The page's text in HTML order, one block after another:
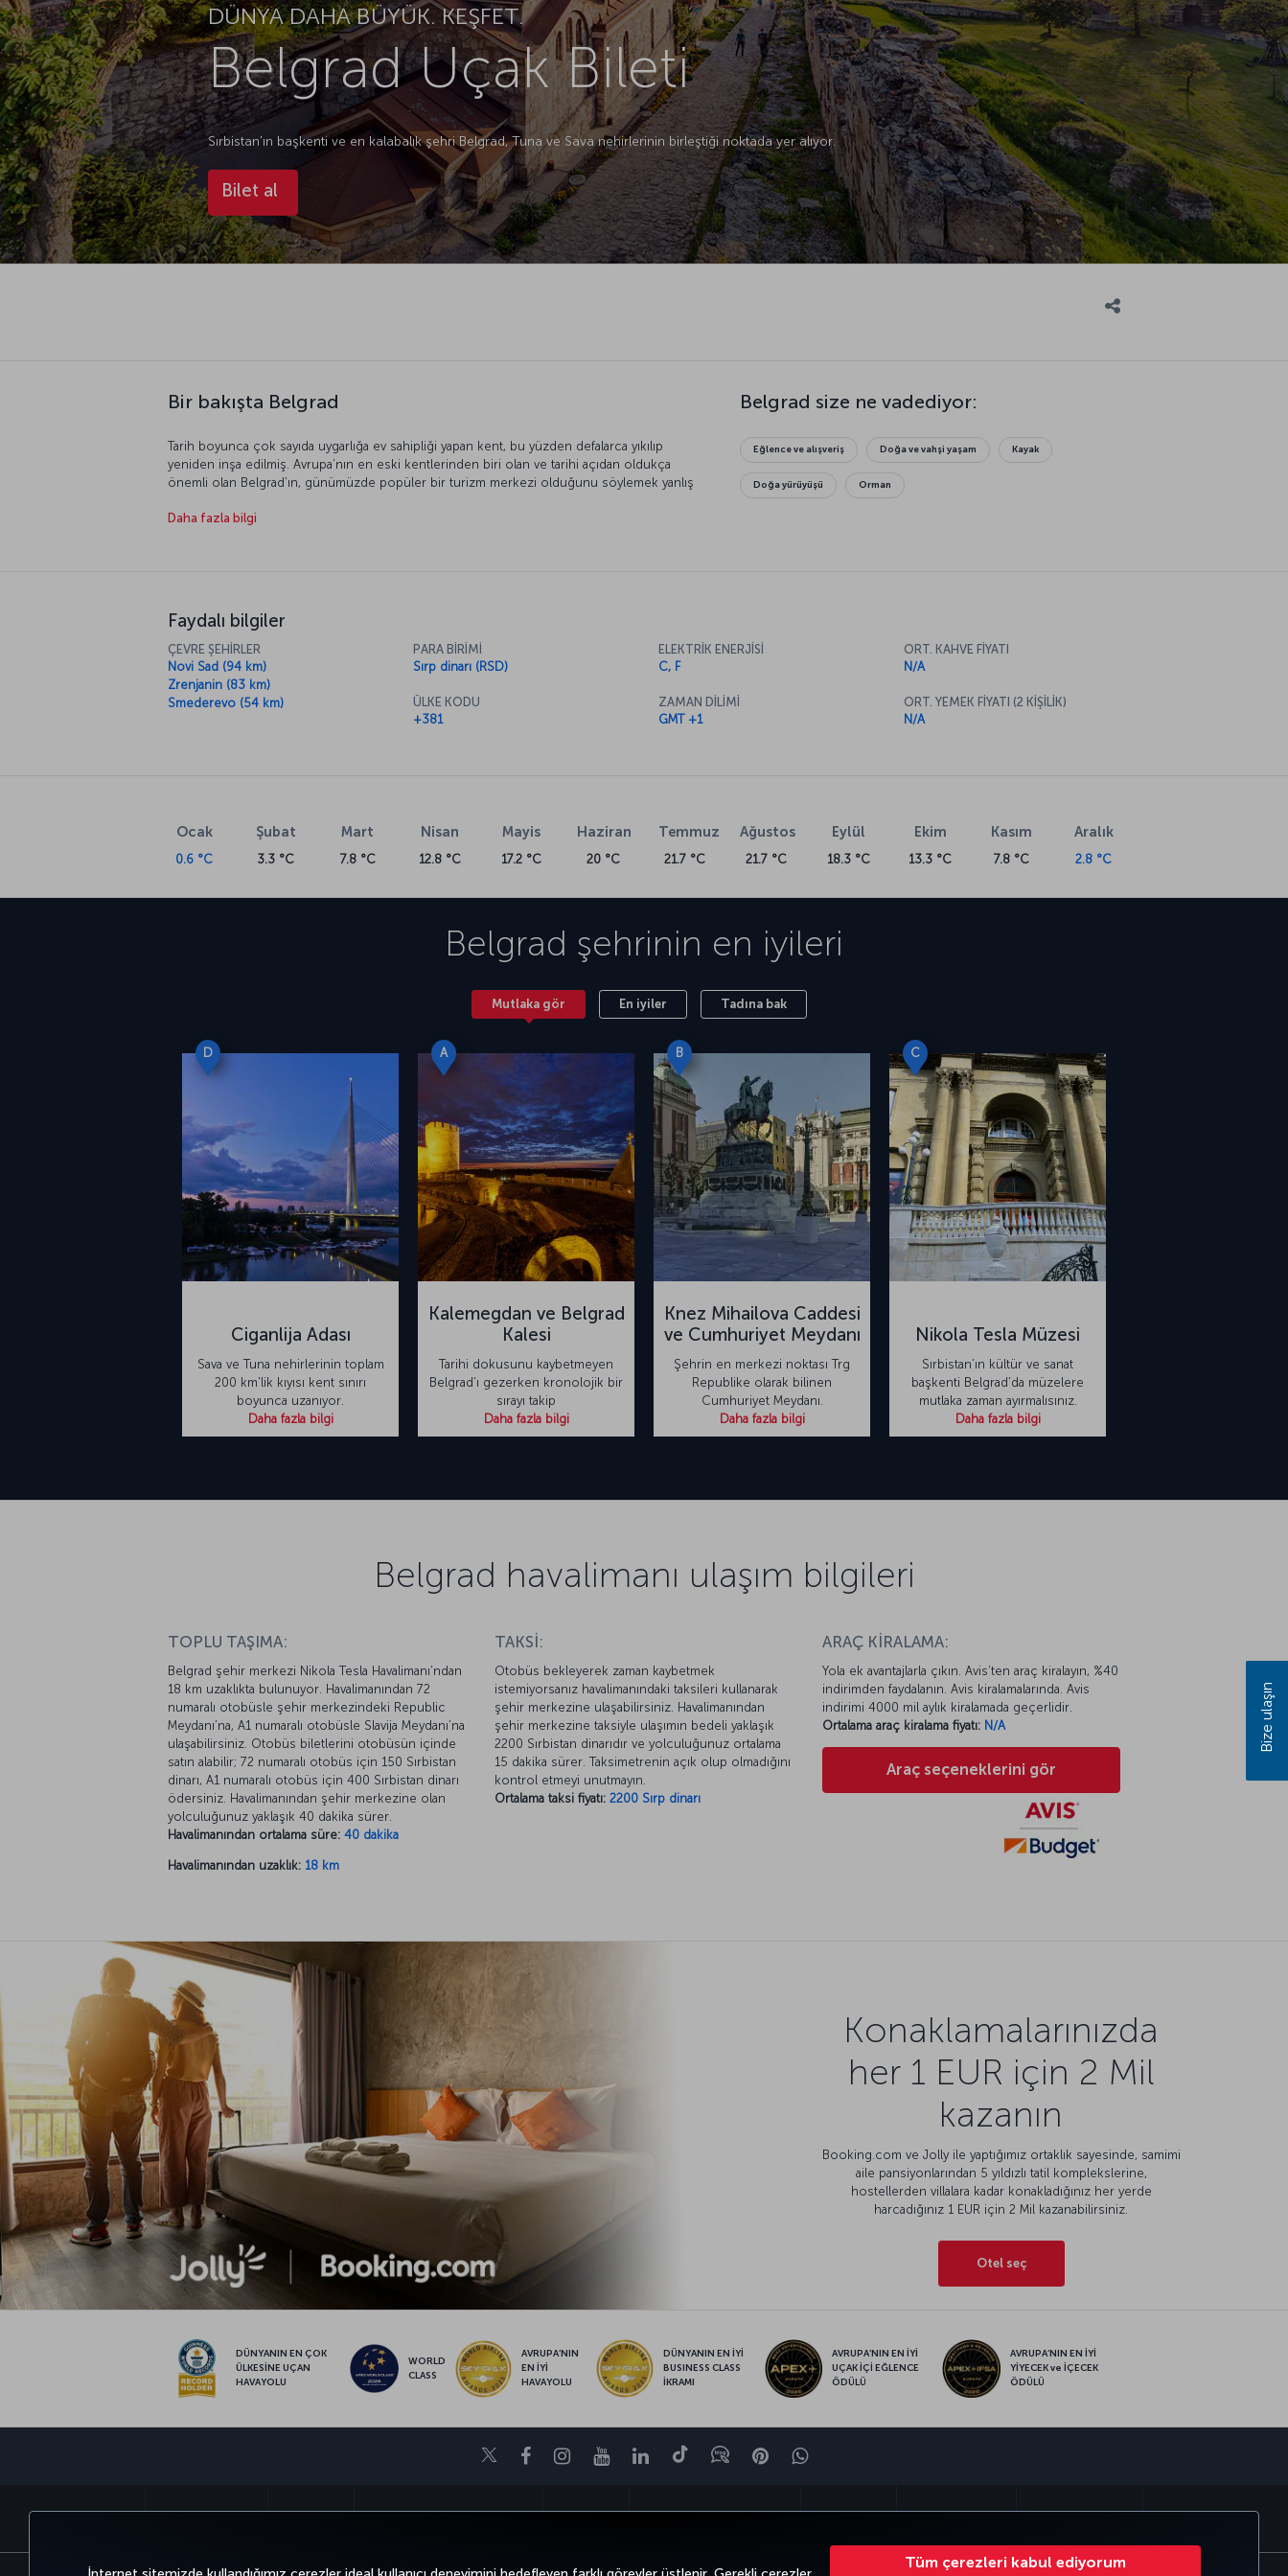
Tüm çerezleri kabul ediyorum
DÜNYA DAHA BÜYÜK. KEŞFET.
Belgrad Uçak Bileti
Sırbistan'ın başkenti ve en kalabalık şehri Belgrad, Tuna ve Sava nehirlerinin birleştiği noktada yer alıyor.
Bilet al
Bir bakışta Belgrad
Tarih boyunca çok sayıda uygarlığa ev sahipliği yapan kent, bu yüzden defalarca yıkılıp
yeniden inşa edilmiş. Avrupa’nın en eski kentlerinden biri olan ve tarihi açıdan oldukça
önemli olan Belgrad’ın, günümüzde popüler bir turizm merkezi olduğunu söylemek yanlış
plana çıkıyor. Avrupa’nın bu eski ve eşsiz kentini daha yakından tanıma fırsatını kaçırmayın.
Daha fazla bilgi
Belgrad size ne vadediyor:
Eğlence ve alışveriş Doğa ve vahşi yaşam Kayak
Doğa yürüyüşü Orman
Faydalı bilgiler
ÇEVRE ŞEHİRLER
Novi Sad (94 km)
Zrenjanin (83 km)
Smederevo (54 km)
PARA BİRİMİ
Sırp dinarı (RSD)
ÜLKE KODU
+381
ELEKTRİK ENERJİSİ
C, F
ZAMAN DİLİMİ
GMT +1
ORT. KAHVE FİYATI
N/A
ORT. YEMEK FİYATI (2 KİŞİLİK)
N/A
Ocak
0.6 °C
Şubat
3.3 °C
Mart
7.8 °C
Nisan
12.8 °C
Mayis
17.2 °C
Haziran
20 °C
Temmuz
21.7 °C
Ağustos
21.7 °C
Eylül
18.3 °C
Ekim
13.3 °C
Kasım
7.8 °C
Aralık
2.8 °C
Belgrad şehrinin en iyileri
Mutlaka gör En iyiler Tadına bak
D
Ciganlija Adası
Sava ve Tuna nehirlerinin toplam
200 km'lik kıyısı kent sınırı
boyunca uzanıyor.
Daha fazla bilgi
A
Kalemegdan ve Belgrad
Kalesi
Tarihi dokusunu kaybetmeyen
Belgrad’ı gezerken kronolojik bir
sırayı takip
Daha fazla bilgi
B
Knez Mihailova Caddesi
ve Cumhuriyet Meydanı
Şehrin en merkezi noktası Trg
Republike olarak bilinen
Cumhuriyet Meydanı.
Daha fazla bilgi
C
Nikola Tesla Müzesi
Sırbistan’ın kültür ve sanat
başkenti Belgrad’da müzelere
mutlaka zaman ayırmalısınız.
Daha fazla bilgi
Belgrad havalimanı ulaşım bilgileri
TOPLU TAŞIMA:
Belgrad şehir merkezi Nikola Tesla Havalimanı’ndan
18 km uzaklıkta bulunuyor. Havalimanından 72
numaralı otobüsle şehir merkezindeki Republic
Meydanı’na, A1 numaralı otobüsle Slavija Meydanı’na
ulaşabilirsiniz. Otobüs biletlerini otobüsün içinde
satın alabilir; 72 numaralı otobüs için 150 Sırbistan
dinarı, A1 numaralı otobüs için 400 Sırbistan dinarı
ödersiniz. Havalimanından şehir merkezine olan
yolculuğunuz yaklaşık 40 dakika sürer.
Havalimanından ortalama süre: 40 dakika
Havalimanından uzaklık: 18 km
TAKSİ:
Otobüs bekleyerek zaman kaybetmek
istemiyorsanız havalimanındaki taksileri kullanarak
şehir merkezine ulaşabilirsiniz. Havalimanından
şehir merkezine taksiyle ulaşımın bedeli yaklaşık
2200 Sırbistan dinarıdır ve yolculuğunuz ortalama
15 dakika sürer. Taksimetrenin açık olup olmadığını
kontrol etmeyi unutmayın.
Ortalama taksi fiyatı: 2200 Sırp dinarı
ARAÇ KİRALAMA:
Yola ek avantajlarla çıkın. Avis’ten araç kiralayın, %40
indirimden faydalanın. Avis kiralamalarında. Avis
indirimi 4000 mil aylık kiralamada geçerlidir.
Ortalama araç kiralama fiyatı: N/A
Araç seçeneklerini gör
Konaklamalarınızda
her 1 EUR için 2 Mil
kazanın
Booking.com ve Jolly ile yaptığımız ortaklık sayesinde, samimi
aile pansiyonlarından 5 yıldızlı tatil komplekslerine,
hostellerden villalara kadar konakladığınız her yerde
harcadığınız 1 EUR için 2 Mil kazanabilirsiniz.
Otel seç
DÜNYANIN EN ÇOK
ÜLKESİNE UÇAN
HAVAYOLU
WORLD
CLASS
AVRUPA’NIN
EN İYİ
HAVAYOLU
DÜNYANIN EN İYİ
BUSINESS CLASS
İKRAMI
AVRUPA’NIN EN İYİ
UÇAK İÇİ EĞLENCE
ÖDÜLÜ
AVRUPA’NIN EN İYİ
YİYECEK ve İÇECEK
ÖDÜLÜ
TwitterFacebookInstagram
YoutubeLinkedIn
TiktokBlogPinterestWhatsapp
Bize ulaşın